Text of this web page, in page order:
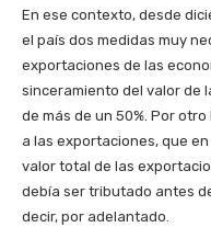
En ese contexto, desde
el país dos medidas muy
exportaciones de las
sinceramiento del valor de
de más de un 50%. Por
a las exportaciones, que
valor total de las
debía ser tributado antes
decir, por adelantado.